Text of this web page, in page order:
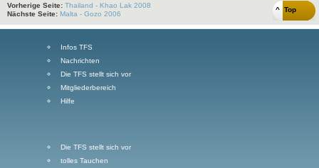
^ Top
Vorherige Seite: Thailand - Khao Lak 2008
Nächste Seite: Malta - Gozo 2006
Infos TFS
Nachrichten
Die TFS stellt sich vor
Mitgliederbereich
Hilfe
Die TFS stellt sich vor
tolles Tauchen